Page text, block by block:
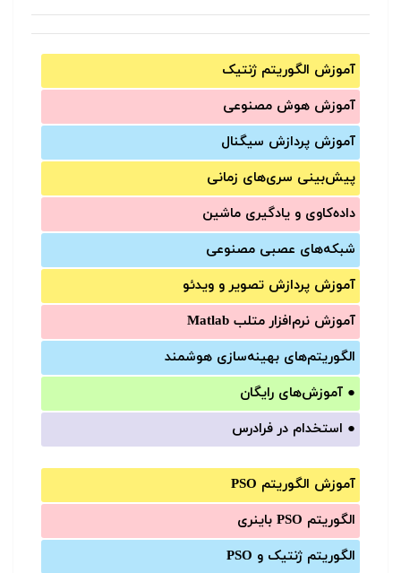
آموزش الگوریتم ژنتیک
آموزش‌ هوش مصنوعی
آموزش‌ پردازش سیگنال
پیش‌‌بینی سری‌‌های زمانی
داده‌کاوی و یادگیری ماشین
شبکه‌های عصبی مصنوعی
آموزش‌ پردازش تصویر و ویدئو
آموزش‌ نرم‌افزار متلب Matlab
الگوریتم‌های بهینه‌سازی هوشمند
● آموزش‌های رایگان
● استخدام در فرادرس
آموزش الگوریتم PSO
الگوریتم PSO باینری
الگوریتم ژنتیک و PSO